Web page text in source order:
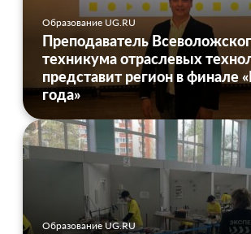
Образование UG.RU
Преподаватель
техникума отраслевых
представит регион в финале
года»
Образование UG.RU